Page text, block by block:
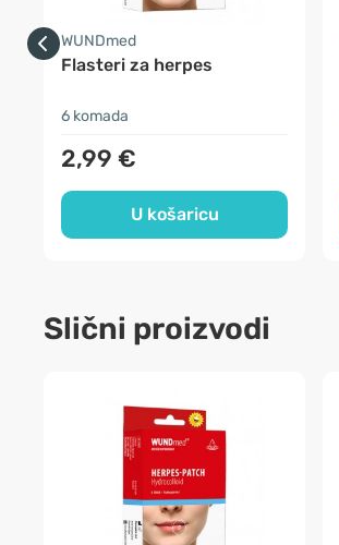
WUNDmed
Flasteri za herpes
6 komada
2,99 €
U košaricu
Slični proizvodi